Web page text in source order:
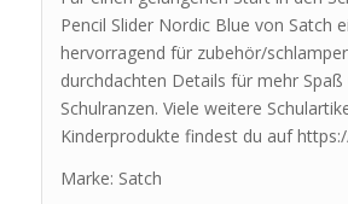
Pencil Slider Nordic Blue von Satch
hervorragend für zubehör/
durchdachten Details für mehr
Schulranzen. Viele weitere
Kinderprodukte findest du auf
Marke: Satch